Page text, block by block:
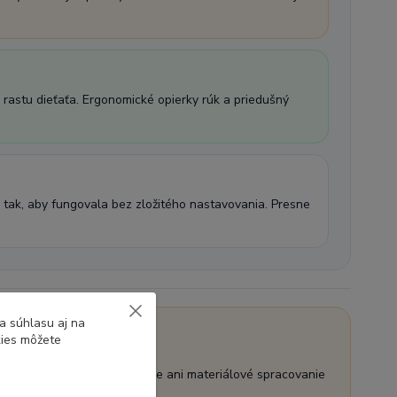
dieťaťa. Ergonomické opierky rúk a priedušný
aby fungovala bez zložitého nastavovania. Presne
komplexné polohovanie ani materiálové spracovanie
súhlasu aj na
môžete